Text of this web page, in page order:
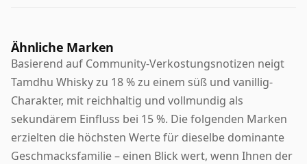
Ähnliche Marken
Basierend auf Community-Verkostungsnotizen neigt
Tamdhu Whisky zu 18 % zu einem süß und vanillig-
Charakter, mit reichhaltig und vollmundig als
sekundärem Einfluss bei 15 %. Die folgenden Marken
erzielten die höchsten Werte für dieselbe dominante
Geschmacksfamilie – einen Blick wert, wenn Ihnen der